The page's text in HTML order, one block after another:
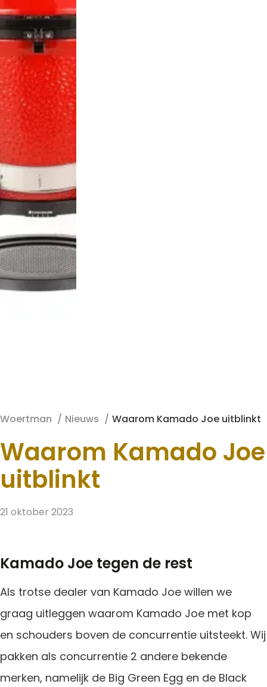
Woertman Nieuws Waarom Kamado Joe uitblinkt
Waarom Kamado Joe
uitblinkt
21 oktober 2023
Kamado Joe tegen de rest
Als trotse dealer van Kamado Joe willen we
graag uitleggen waarom Kamado Joe met kop
en schouders boven de concurrentie uitsteekt. Wij
pakken als concurrentie 2 andere bekende
merken, namelijk de Big Green Egg en de Black